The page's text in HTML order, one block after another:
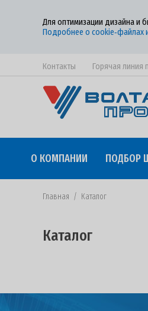
Для оптимизации дизайна и
Подробнее о cookie‑файлах
Контакты Горячая линия
О КОМПАНИИ ПОДБОР
Главная / Каталог
Каталог